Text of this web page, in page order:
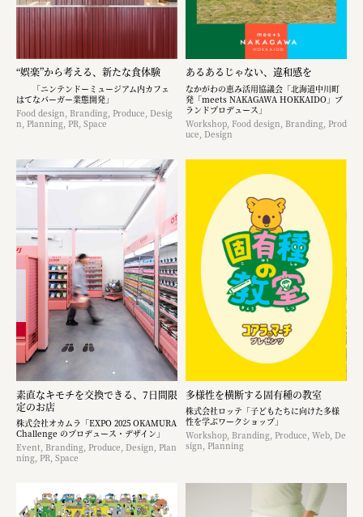
“娯楽”から考える、新たな食体験
「ニンテンドーミュージアム内カフェ
はてなバーガー業態開発」
Food design, Branding, Produce, Desig
n, Planning, PR, Space
あるあるじゃない、違和感を
なかがわの恵み活用協議会「北海道中川町
発「meets NAKAGAWA HOKKAIDO」ブ
ランドプロデュース」
Workshop, Food design, Branding, Prod
uce, Design
素直なキモチを交換できる、7日間限
定のお店
株式会社オカムラ「EXPO 2025 OKAMURA
Challenge のプロデュース・デザイン」
Event, Branding, Produce, Design, Plan
ning, PR, Space
多様性を横断する固有種の教室
株式会社ロッテ「子どもたちに向けた多様
性を学ぶワークショップ」
Workshop, Branding, Produce, Web, De
sign, Planning